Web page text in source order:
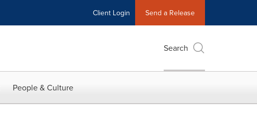
Client Login Send a Release
Search
People & Culture